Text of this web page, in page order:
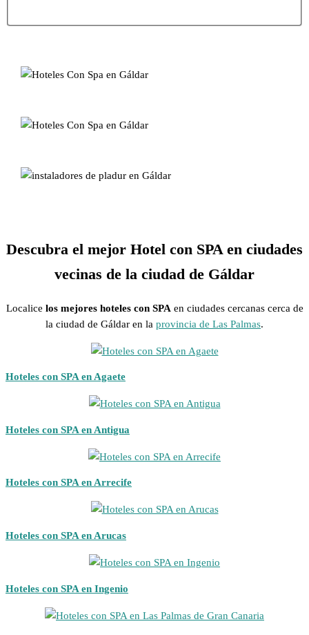
Descubra el mejor Hotel con SPA en ciudades
vecinas de la ciudad de Gáldar
Localice los mejores hoteles con SPA en ciudades cercanas cerca de
la ciudad de Gáldar en la provincia de Las Palmas.
Hoteles con SPA en Agaete
Hoteles con SPA en Antigua
Hoteles con SPA en Arrecife
Hoteles con SPA en Arucas
Hoteles con SPA en Ingenio